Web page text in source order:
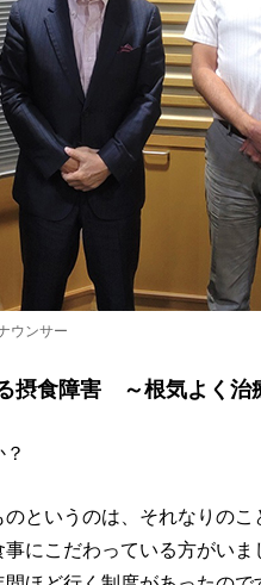
ウンサー
摂食障害 ～根気よく治
というのは、それなりのこ
にこだわっている方がいま